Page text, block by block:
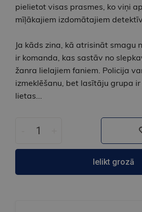
pielietot visas prasmes, ko viņi
mīļākajiem izdomātajiem
Ja kāds zina, kā atrisināt smagu
ir komanda, kas sastāv no
žanra lielajiem faniem. Policija
izmeklēšanu, bet lasītāju grupa ir
lietas...
Ielikt grozā